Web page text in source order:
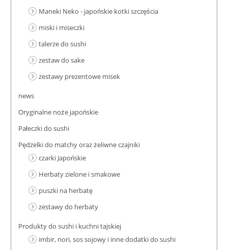
Maneki Neko - japońskie kotki szczęścia
miski i miseczki
talerze do sushi
zestaw do sake
zestawy prezentowe misek
news
Oryginalne noże japońskie
Pałeczki do sushi
Pędzelki do matchy oraz żeliwne czajniki
czarki Japońskie
Herbaty zielone i smakowe
puszki na herbatę
zestawy do herbaty
Produkty do sushi i kuchni tajskiej
imbir, nori, sos sojowy i inne dodatki do sushi